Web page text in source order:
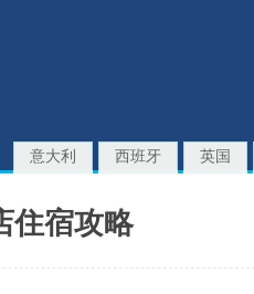
意大利 西班牙 英国
住宿攻略